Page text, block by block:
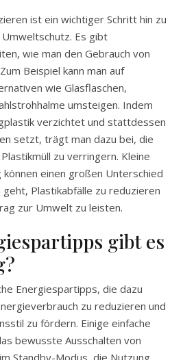
ist ein wichtiger Schritt hin zu
Es gibt
wie man den Gebrauch von
Beispiel kann man auf
wie Glasflaschen,
umsteigen. Indem
verzichtet und stattdessen
setzt, trägt man dazu bei, die
zu verringern. Kleine
einen großen Unterschied
Plastikabfälle zu reduzieren
zur Umwelt zu leisten.
gibt es
Energiespartipps, die dazu
zu reduzieren und
zu fördern. Einige einfache
bewusste Ausschalten von